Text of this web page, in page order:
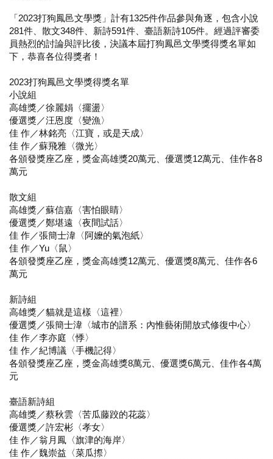
「2023打狗鳳邑文學獎」計有1325件作品參與角逐，包含小說
281件、散文348件、新詩591件、臺語新詩105件。經過評審委
員熱烈的討論與評比後，決議本屆打狗鳳邑文學獎得獎名單如
下，恭喜各位得獎者！
2023打狗鳳邑文學獎得獎名單
小說組
高雄獎／徐麗娟〈擺盪〉
優選獎／汪恩度〈變漁〉
佳 作／林銘亮〈江寶，或是天成〉
佳 作／蘇飛雅〈微光〉
各頒發獎座乙座，獎金高雄獎20萬元、優選獎12萬元、佳作各8
萬元
散文組
高雄獎／蘇信嘉〈害怕眼睛〉
優選獎／鄭堪遠〈夜間試話〉
佳 作／張簡士湋〈阿嬤的氣泡紙〉
佳 作／Yu〈鼠〉
各頒發獎座乙座，獎金高雄獎12萬元、優選獎8萬元、佳作各6
萬元
新詩組
高雄獎／貓就是這樣〈這裡〉
優選獎／張簡士湋〈城市的譜系：內惟藝術開放式修復中心〉
佳 作／李亦庭〈悸〉
佳 作／紀博議〈手機記得〉
各頒發獎座乙座，獎金高雄獎8萬元、優選獎6萬元、佳作各4萬
元
臺語新詩組
高雄獎／蔡秋雲〈苦瓜藤跤的花蕊〉
優選獎／許宏彬〈孝女〉
佳 作／翁月鳳〈旗津的海岸〉
佳 作／魏崇益〈菜瓜摖〉